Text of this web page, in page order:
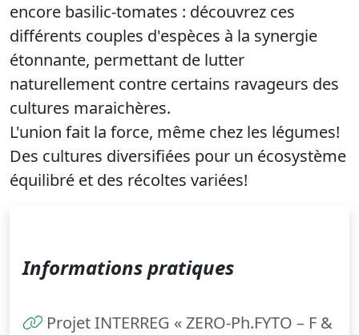
encore basilic-tomates : découvrez ces
différents couples d'espèces à la synergie
étonnante, permettant de lutter
naturellement contre certains ravageurs des
cultures maraichères.
L'union fait la force, même chez les légumes!
Des cultures diversifiées pour un écosystème
équilibré et des récoltes variées!
Informations pratiques
Projet INTERREG « ZERO-Ph.FYTO – F &